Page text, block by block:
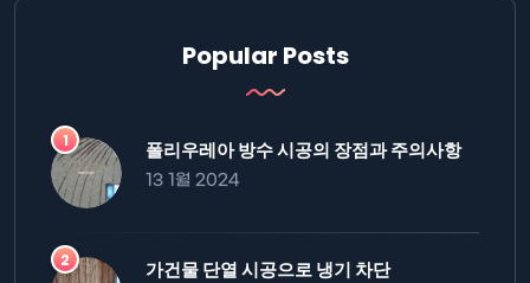
Popular Posts
폴리우레아 방수 시공의 장점과 주의사항
13 1월 2024
가건물 단열 시공으로 냉기 차단